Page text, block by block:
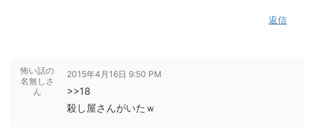
返信
怖い話の
名無しさ
ん
2015年4月16日 9:50 PM
>>18
殺し屋さんがいたｗ